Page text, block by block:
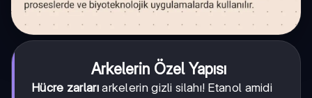
Arkelerin Özel Yapısı
Hücre zarlarıarkelerin gizli silahı! Etanol amidi